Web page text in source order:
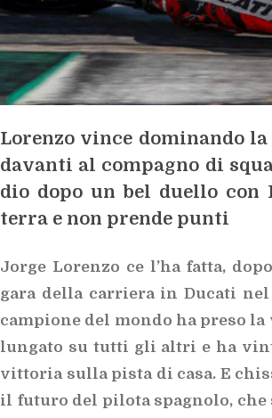
Lo­ren­zo vin­ce do­mi­nan­do
da­van­ti al com­pa­gno di
dio dopo un bel duel­lo con
ter­ra e non pren­de pun­ti
Jor­ge Lo­ren­zo ce l’ha fat­ta,
gara del­la car­rie­ra in Du­ca­ti
cam­pio­ne del mon­do ha pre­so
lun­ga­to su tut­ti gli al­tri e ha
vit­to­ria sul­la pi­sta di casa. E
il fu­tu­ro del pi­lo­ta spa­gno­lo,